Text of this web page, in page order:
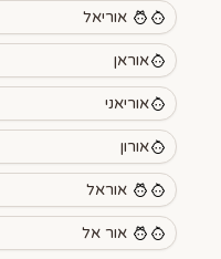
אוריאל
אוראן
אוריאני
אורון
אוראל
אור אל